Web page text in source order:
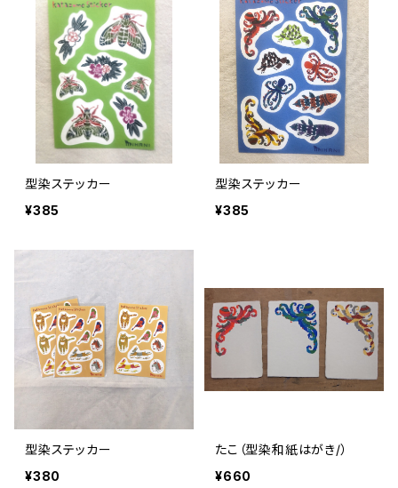
型染ステッカー
¥385
型染ステッカー
¥385
型染ステッカー
¥380
たこ（型染和紙はがき/）
¥660